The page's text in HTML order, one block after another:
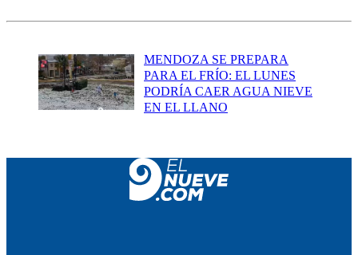
MENDOZA SE PREPARA
PARA EL FRÍO: EL LUNES
PODRÍA CAER AGUA NIEVE
EN EL LLANO